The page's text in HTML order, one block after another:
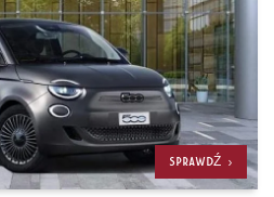
SPRAWDŹ >